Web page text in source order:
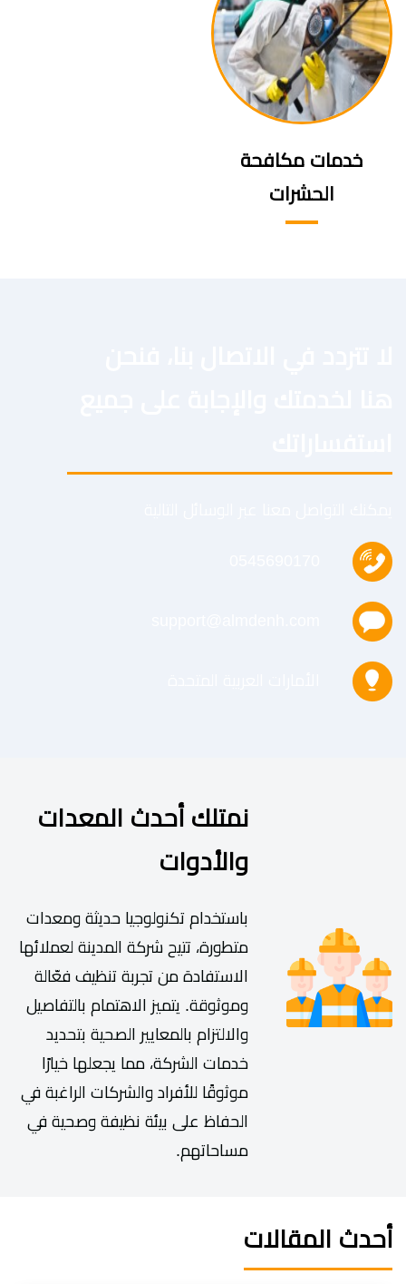
خدمات مكافحة
الحشرات
نمتلك أحدث المعدات
والأدوات
باستخدام تكنولوجيا حديثة ومعدات
متطورة، تتيح شركة المدينة لعملائها
الاستفادة من تجربة تنظيف فعّالة
وموثوقة. يتميز الاهتمام بالتفاصيل
والالتزام بالمعايير الصحية بتحديد
خدمات الشركة، مما يجعلها خيارًا
موثوقًا للأفراد والشركات الراغبة في
الحفاظ على بيئة نظيفة وصحية في
مساحاتهم.
أحدث المقالات